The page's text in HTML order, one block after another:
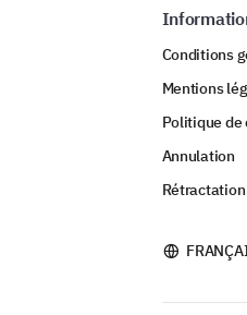
Conditions
Mentions
Politique
Annulation
Rétractation